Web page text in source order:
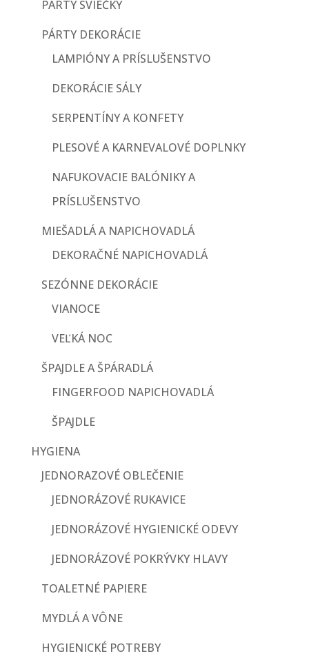
PÁRTY SVIEČKY
PÁRTY DEKORÁCIE
LAMPIÓNY A PRÍSLUŠENSTVO
DEKORÁCIE SÁLY
SERPENTÍNY A KONFETY
PLESOVÉ A KARNEVALOVÉ DOPLNKY
NAFUKOVACIE BALÓNIKY A
PRÍSLUŠENSTVO
MIEŠADLÁ A NAPICHOVADLÁ
DEKORAČNÉ NAPICHOVADLÁ
SEZÓNNE DEKORÁCIE
VIANOCE
VEĽKÁ NOC
ŠPAJDLE A ŠPÁRADLÁ
FINGERFOOD NAPICHOVADLÁ
ŠPAJDLE
HYGIENA
JEDNORAZOVÉ OBLEČENIE
JEDNORÁZOVÉ RUKAVICE
JEDNORÁZOVÉ HYGIENICKÉ ODEVY
JEDNORÁZOVÉ POKRÝVKY HLAVY
TOALETNÉ PAPIERE
MYDLÁ A VÔNE
HYGIENICKÉ POTREBY